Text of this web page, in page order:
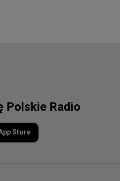
Polskie Radio
Store